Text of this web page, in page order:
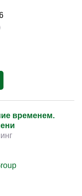
временем.